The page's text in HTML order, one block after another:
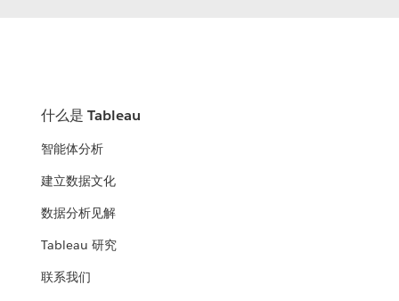
什么是 Tableau
智能体分析
建立数据文化
数据分析见解
Tableau 研究
联系我们